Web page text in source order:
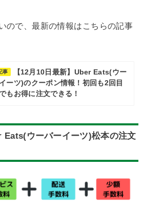
ので、最新の情報はこちらの記事
事
【12月10日最新】Uber Eats(ウー
ーツ)のクーポン情報！初回も2回目
もお得に注文できる！
Eats(ウーバーイーツ)松本の注文